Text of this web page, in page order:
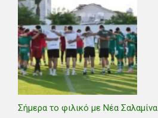
Σήμερα το φιλικό με Νέα Σαλαμίνα